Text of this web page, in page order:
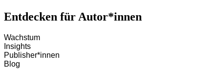
Entdecken für Autor*innen
Wachstum
Insights
Publisher*innen
Blog